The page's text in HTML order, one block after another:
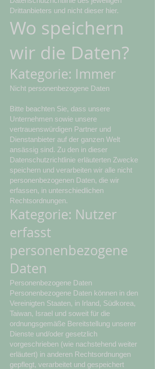
Drittanbieters und nicht dieser hier.
Wo speichern
wir die Daten?
Kategorie: Immer
Nicht personenbezogene Daten
Bitte beachten Sie, dass unsere
Unternehmen sowie unsere
vertrauenswürdigen Partner und
Dienstanbieter auf der ganzen Welt
ansässig sind. Zu den in dieser
Datenschutzrichtlinie erläuterten Zwecke
speichern und verarbeiten wir alle nicht
personenbezogenen Daten, die wir
erfassen, in unterschiedlichen
Rechtsordnungen.
Kategorie: Nutzer
erfasst
personenbezogene
Daten
Personenbezogene Daten
Personenbezogene Daten können in den
Vereinigten Staaten, in Irland, Südkorea,
Taiwan, Israel und soweit für die
ordnungsgemäße Bereitstellung unserer
Dienste und/oder gesetzlich
vorgeschrieben (wie nachstehend weiter
erläutert) in anderen Rechtsordnungen
gepflegt, verarbeitet und gespeichert